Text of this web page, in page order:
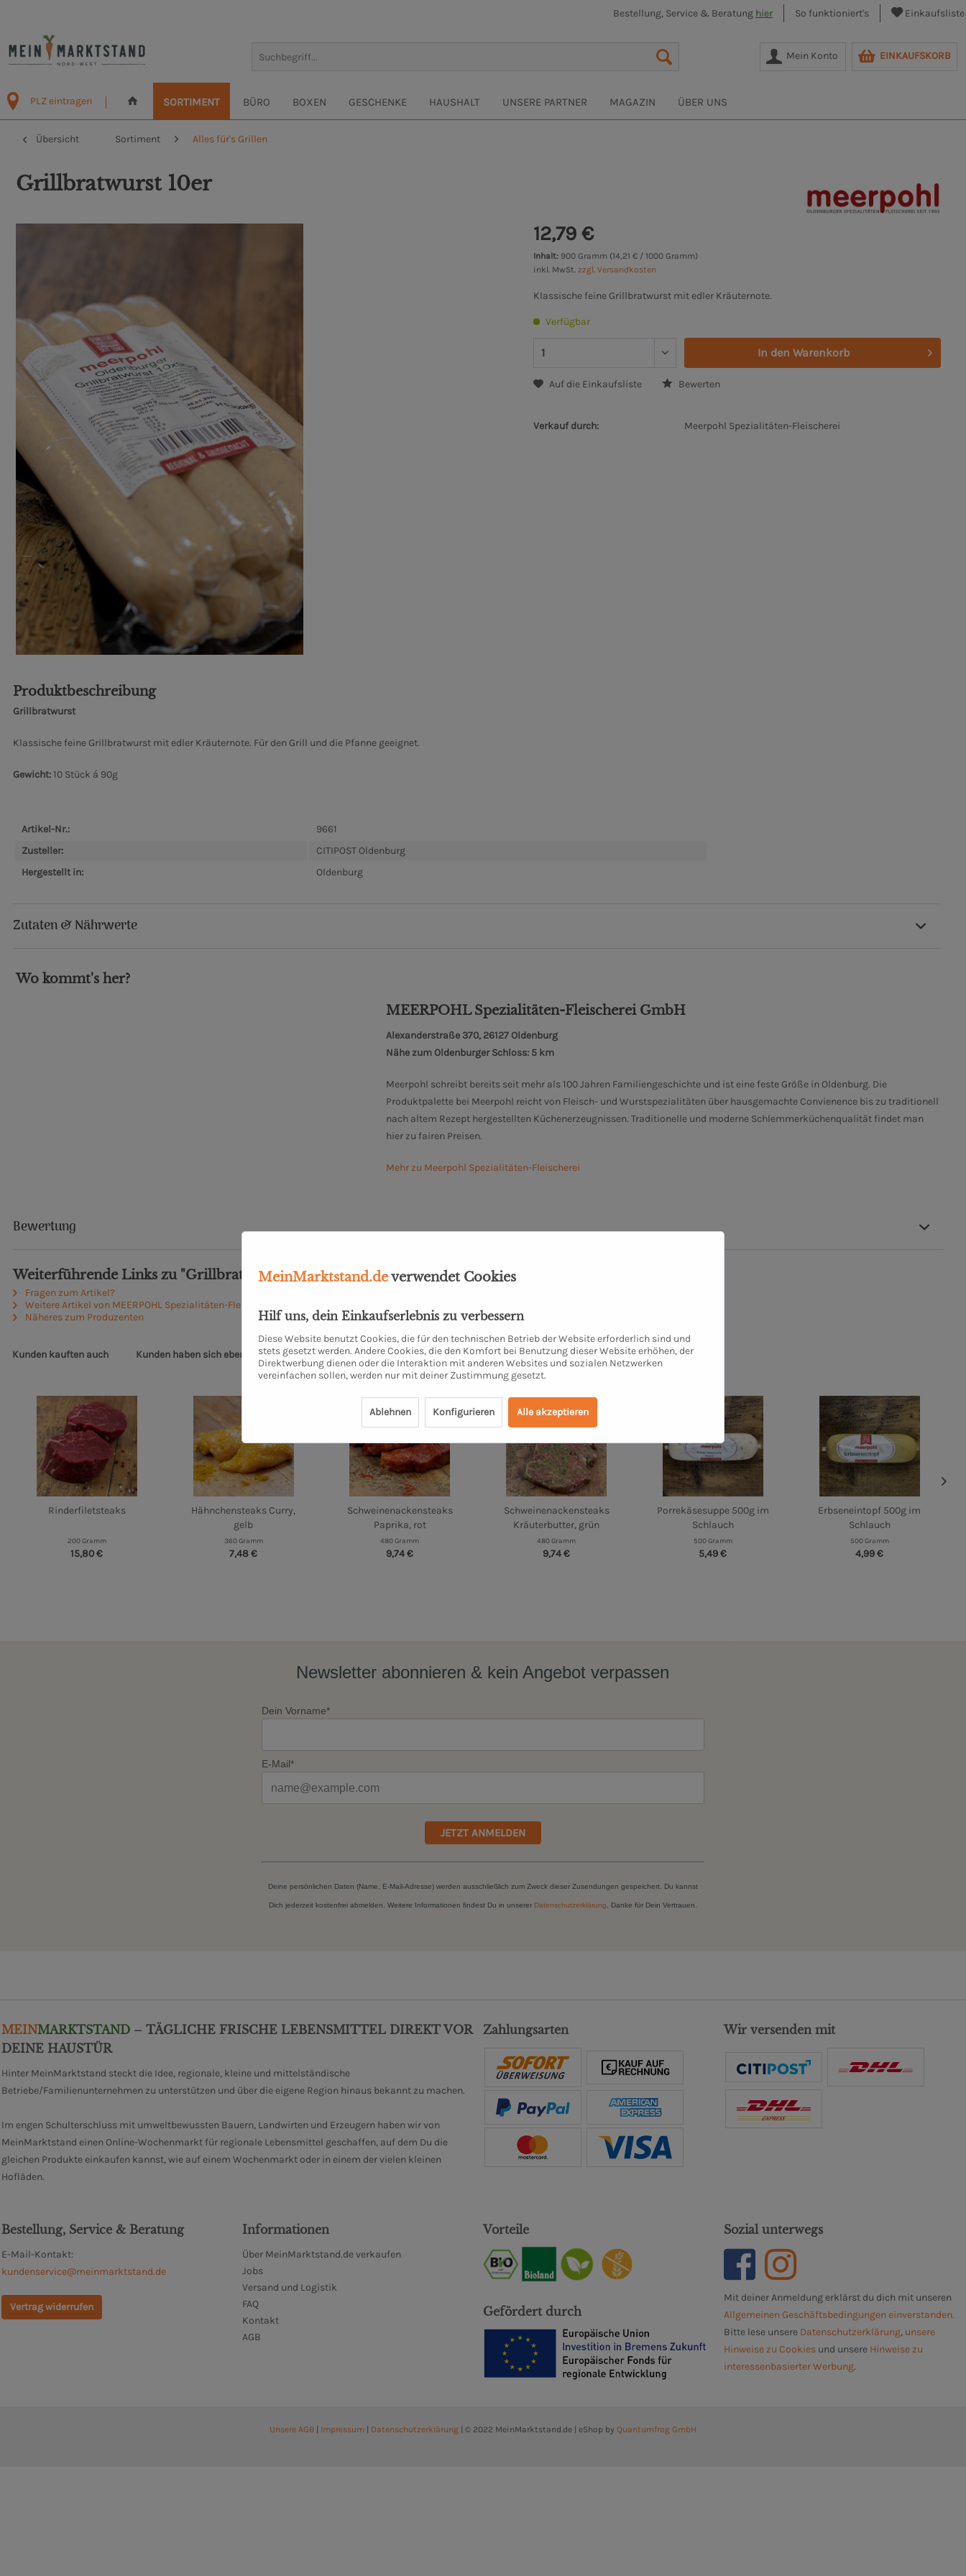
Bestellung, Service & Beratung hier So funktioniert's Einkaufsliste
Mein Konto EINKAUFSKORB
PLZ eintragen SORTIMENT BÜRO BOXEN GESCHENKE HAUSHALT UNSERE PARTNER MAGAZIN ÜBER UNS
Übersicht Sortiment Alles für's Grillen
Grillbratwurst 10er
12,79 €
Inhalt: 900 Gramm (14,21 € / 1000 Gramm)
inkl. MwSt.zzgl. Versandkosten
Klassische feine Grillbratwurst mit edler Kräuternote.
Verfügbar
In den Warenkorb
Auf die Einkaufsliste Bewerten
Verkauf durch: Meerpohl Spezialitäten-Fleischerei
Produktbeschreibung
Grillbratwurst
Klassische feine Grillbratwurst mit edler Kräuternote. Für den Grill und die Pfanne geeignet.
Gewicht:10 Stück á 90g
Artikel-Nr.:
9661
Zusteller:
CITIPOST Oldenburg
Hergestellt in:
Oldenburg
Zutaten & Nährwerte
Wo kommt's her?
MEERPOHL Spezialitäten-Fleischerei GmbH
Alexanderstraße 370, 26127 Oldenburg
Nähe zum Oldenburger Schloss: 5 km
Meerpohl schreibt bereits seit mehr als 100 Jahren Familiengeschichte und ist eine feste Größe in Oldenburg. Die
Produktpalette bei Meerpohl reicht von Fleisch- und Wurstspezialitäten über hausgemachte Convienence bis zu traditionell
nach altem Rezept hergestellten Küchenerzeugnissen. Traditionelle und moderne Schlemmerküchenqualität findet man
hier zu fairen Preisen.
Mehr zu Meerpohl Spezialitäten-Fleischerei
Bewertung
Weiterführende Links zu "Grillbratwurst 10er"
Fragen zum Artikel?
Weitere Artikel von MEERPOHL Spezialitäten-Fleischerei GmbH
Näheres zum Produzenten
Kunden kauften auch Kunden haben sich ebenfalls angesehen
Rinderfiletsteaks
200 Gramm
15,80 €
Hähnchensteaks Curry,
gelb
360 Gramm
7,48 €
Schweinenackensteaks
Paprika, rot
480 Gramm
9,74 €
Schweinenackensteaks
Kräuterbutter, grün
480 Gramm
9,74 €
Porrekäsesuppe 500g im
Schlauch
500 Gramm
5,49 €
Erbseneintopf 500g im
Schlauch
500 Gramm
4,99 €
Newsletter abonnieren & kein Angebot verpassen
Dein Vorname*
E-Mail*
JETZT ANMELDEN
Deine persönlichen Daten (Name, E-Mail-Adresse) werden ausschließlich zum Zweck dieser Zusendungen gespeichert. Du kannst
Dich jederzeit kostenfrei abmelden. Weitere Informationen findest Du in unserer Datenschutzerklärung . Danke für Dein Vertrauen.
MEINMARKTSTAND – TÄGLICHE FRISCHE LEBENSMITTEL DIREKT VOR
DEINE HAUSTÜR
Hinter MeinMarktstand steckt die Idee, regionale, kleine und mittelständische
Betriebe/Familienunternehmen zu unterstützen und über die eigene Region hinaus bekannt zu machen.
Im engen Schulterschluss mit umweltbewussten Bauern, Landwirten und Erzeugern haben wir von
MeinMarktstand einen Online-Wochenmarkt für regionale Lebensmittel geschaffen, auf dem Du die
gleichen Produkte einkaufen kannst, wie auf einem Wochenmarkt oder in einem der vielen kleinen
Hofläden.
Zahlungsarten Wir versenden mit
Bestellung, Service & Beratung
E-Mail-Kontakt:
kundenservice@meinmarktstand.de
Vertrag widerrufen
Informationen
Über MeinMarktstand.de verkaufen
Jobs
Versand und Logistik
FAQ
Kontakt
AGB
Vorteile
Gefördert durch
Sozial unterwegs
Mit deiner Anmeldung erklärst du dich mit unseren
Allgemeinen Geschäftsbedingungen einverstanden.
Bitte lese unsere Datenschutzerklärung, unsere
Hinweise zu Cookies und unsere Hinweise zu
interessenbasierter Werbung.
Unsere AGB | Impressum | Datenschutzerklärung | © 2022 MeinMarktstand.de | eShop by Quantumfrog GmbH
MeinMarktstand.deverwendet Cookies
Hilf uns, dein Einkaufserlebnis zu verbessern
Diese Website benutzt Cookies, die für den technischen Betrieb der Website erforderlich sind und
stets gesetzt werden. Andere Cookies, die den Komfort bei Benutzung dieser Website erhöhen, der
Direktwerbung dienen oder die Interaktion mit anderen Websites und sozialen Netzwerken
vereinfachen sollen, werden nur mit deiner Zustimmung gesetzt.
Ablehnen Konfigurieren Alle akzeptieren